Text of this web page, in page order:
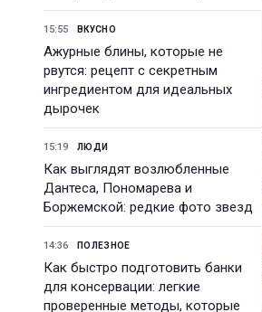
15:55 ВКУСНО
Ажурные блины, которые не
рвутся: рецепт с секретным
ингредиентом для идеальных
дырочек
15:19 ЛЮДИ
Как выглядят возлюбленные
Дантеса, Пономарева и
Боржемской: редкие фото звезд
14:36 ПОЛЕЗНОЕ
Как быстро подготовить банки
для консервации: легкие
проверенные методы, которые